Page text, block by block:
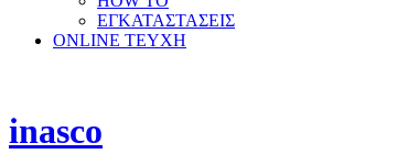
ΕΓΚΑΤΑΣΤΑΣΕΙΣ
ONLINE TEYXH
inasco